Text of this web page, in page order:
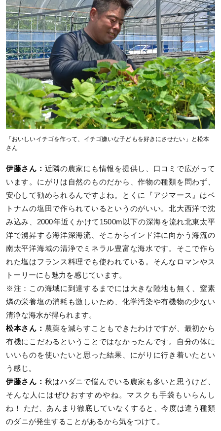
「おいしいイチゴを作って、イチゴ嫌いな子どもを好きにさせたい」と松本
さん
伊藤さん： 近隣の農家にも情報を提供し、口コミで広がって
います。にがりは自然のものだから、作物の種類を問わず、
安心して勧められるんですよね。とくに『アジマース』はベ
トナムの塩田で作られているというのがいい。北大西洋で沈
み込み、2000年近くかけて1500m以下の深海を流れ北東太平
洋で湧昇する海洋深海流、そこからインド洋に向かう海流の
南太平洋海域の清浄でミネラル豊富な海水です。そこで作ら
れた塩はフランス料理でも使われている。そんなロマンやス
トーリーにも魅力を感じています。
※注：この海域に到達するまでには大きな陸地も無く、窒素
燐の栄養塩の消耗も激しいため、化学汚染や有機物の少ない
清浄な海水が得られます。
松本さん： 農薬を減らすこともできたわけですが、最初から
有機にこだわるということではなかったんです。自分の体に
いいものを使いたいと思った結果、にがりに行き着いたとい
う感じ。
伊藤さん： 秋はハダニで悩んでいる農家も多いと思うけど、
そんな人にはぜひおすすめやね。マスクも手袋もいらんし
ね！ ただ、あんまり徹底していなくすると、今度は違う種類
のダニが発生することがあるから気をつけて。